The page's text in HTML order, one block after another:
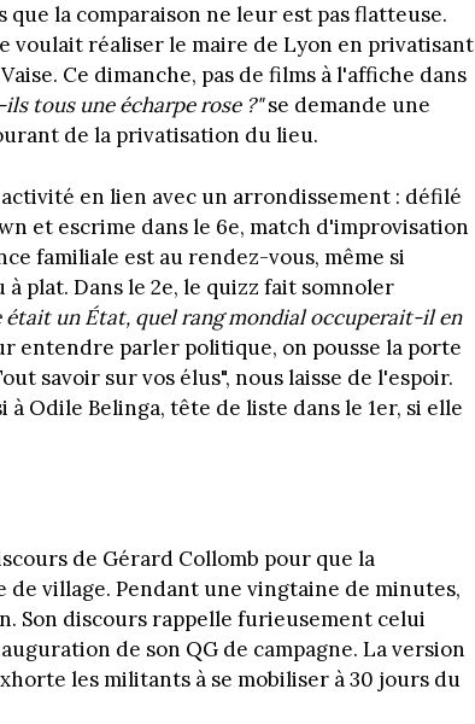
la comparaison ne leur est pas flatteuse.
voulait réaliser le maire de Lyon en privatisant
Ce dimanche, pas de films à l'affiche dans
tous une écharpe rose ?"se demande une
de la privatisation du lieu.
en lien avec un arrondissement : défilé
et escrime dans le 6e, match d'improvisation
familiale est au rendez-vous, même si
plat. Dans le 2e, le quizz fait somnoler
était un État, quel rang mondial occuperait-il en
entendre parler politique, on pousse la porte
savoir sur vos élus", nous laisse de l'espoir.
Odile Belinga, tête de liste dans le 1er, si elle
de Gérard Collomb pour que la
village. Pendant une vingtaine de minutes,
Son discours rappelle furieusement celui
de son QG de campagne. La version
les militants à se mobiliser à 30 jours du